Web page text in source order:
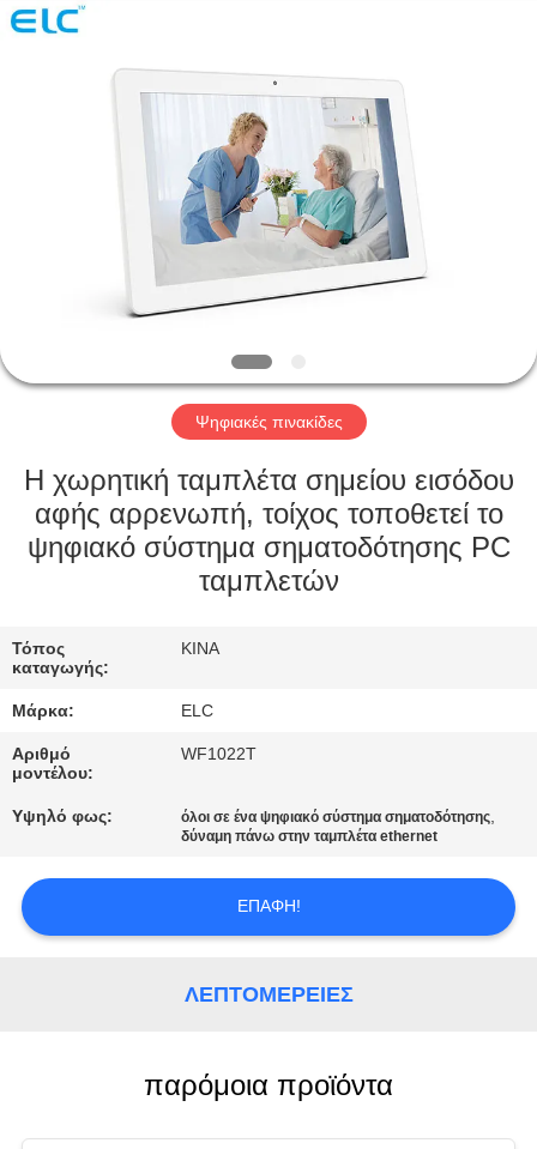
ΠΡΟΪΌΝΤΑ
ΓΎΡΟΣ
ΕΡΓΟΣΤΑΣΊΩΝ
ΠΟΙΟΤΙΚΌΣ
ΈΛΕΓΧΟΣ
ΕΛΆΤΕ
ΣΕ
ΕΠΑΦΉ
ΜΕ
ΑΠΌΣΠΑΣΜΑ
ΠΟΛΙΤΙΚΉ
Electron
Technology
Co.,
Ψηφιακές πινακίδες
Η χωρητική ταμπλέτα σημείου εισόδου
αφής αρρενωπή, τοίχος τοποθετεί το
ψηφιακό σύστημα σηματοδότησης PC
ταμπλετών
Τόπος
καταγωγής:
ΚΙΝΑ
Μάρκα: ELC
Αριθμό
μοντέλου:
WF1022T
Υψηλό φως: όλοι σε ένα ψηφιακό σύστημα σηματοδότησης,
δύναμη πάνω στην ταμπλέτα ethernet
ΕΠΑΦΉ!
ΛΕΠΤΟΜΈΡΕΙΕΣ
παρόμοια προϊόντα